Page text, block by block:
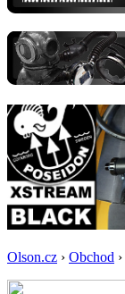
Olson.cz › Obchod ›